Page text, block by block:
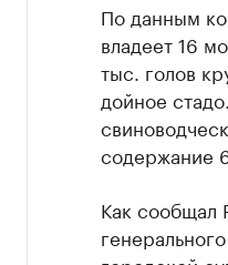
По данным
владеет 16
тыс. голов
дойное
содержание
Как сообщал